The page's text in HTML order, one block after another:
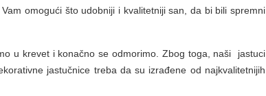
omogući što udobniji i kvalitetniji san, da bi bili spremni
u krevet i konačno se odmorimo. Zbog toga, naši jastuci
jastučnice treba da su izrađene od najkvalitetnijih